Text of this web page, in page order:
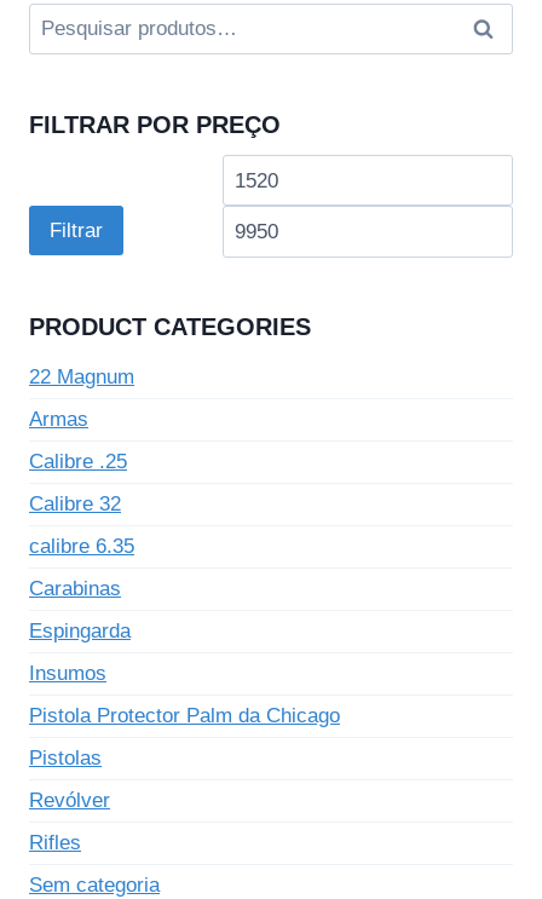
Pesquisar
por:
FILTRAR POR PREÇO
Preço
Filtrar
PRODUCT CATEGORIES
22 Magnum
Armas
Calibre .25
Calibre 32
calibre 6.35
Carabinas
Espingarda
Insumos
Pistola Protector Palm da Chicago
Pistolas
Revólver
Rifles
Sem categoria